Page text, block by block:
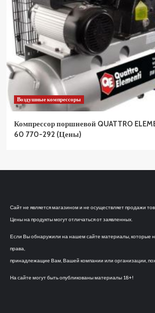
Воздушные компрессоры
Компрессор поршневой QUATTRO
60 770-292 (Цены)
Сайт не является магазином и не осуществляет продажи
Цены на продукты могут отличаться от заявленных.
Если Вы обнаружили на нашем сайте материалы, которые
права,
принадлежащие Вам, Вашей компании или организации,
На сайте могут быть опубликованы материалы 18+!